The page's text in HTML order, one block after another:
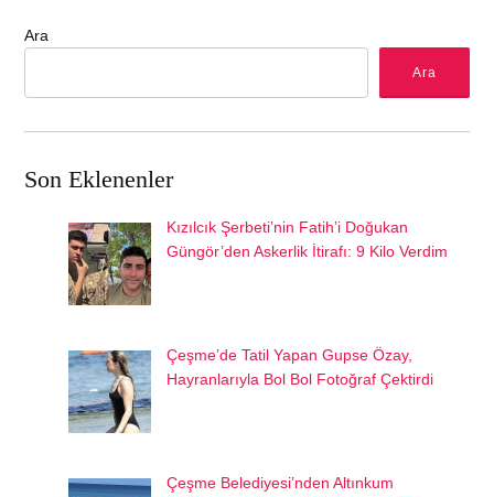
Ara
Ara
Son Eklenenler
Kızılcık Şerbeti’nin Fatih’i Doğukan
Güngör’den Askerlik İtirafı: 9 Kilo Verdim
Çeşme’de Tatil Yapan Gupse Özay,
Hayranlarıyla Bol Bol Fotoğraf Çektirdi
Çeşme Belediyesi’nden Altınkum